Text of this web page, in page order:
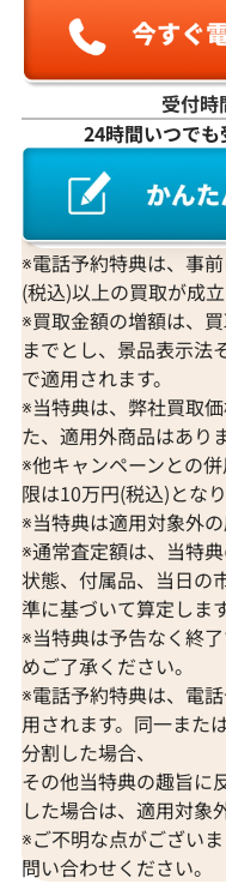
受付時
24時間いつでも
※電話予約特典は、事
(税込)以上の買取が成
※買取金額の増額は、
までとし、景品表示法
で適用されます。
※当特典は、弊社買取
た、適用外商品はあり
※他キャンペーンとの
限は10万円(税込)となり
※当特典は適用対象外の
※通常査定額は、当特
状態、付属品、当日の
準に基づいて算定します
※当特典は予告なく終
めご了承ください。
※電話予約特典は、電
用されます。同一また
分割した場合、
その他当特典の趣旨に
した場合は、適用対象
※ご不明な点がござい
問い合わせください。